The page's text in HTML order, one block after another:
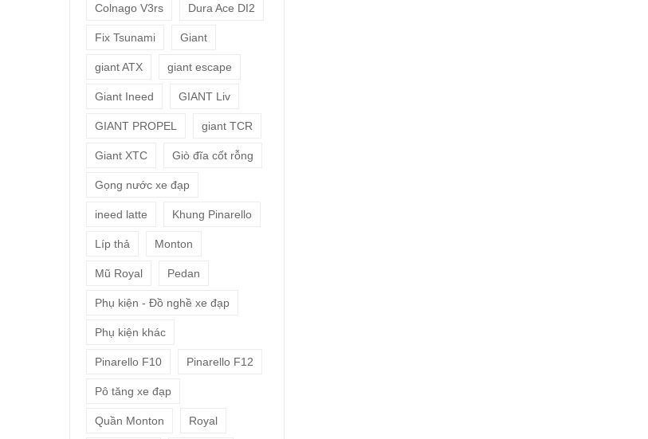
Colnago V3rs Dura Ace DI2
Fix Tsunami Giant
giant ATX giant escape
Giant Ineed GIANT Liv
GIANT PROPEL giant TCR
Giant XTC Giò đĩa cốt rỗng
Gọng nước xe đạp
ineed latte Khung Pinarello
Líp thả Monton
Mũ Royal Pedan
Phụ kiện - Đồ nghề xe đạp
Phụ kiện khác
Pinarello F10 Pinarello F12
Pô tăng xe đạp
Quần Monton Royal